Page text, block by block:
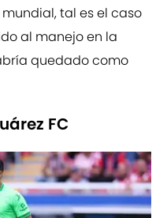
tal es el caso
al manejo en la
quedado como
FC